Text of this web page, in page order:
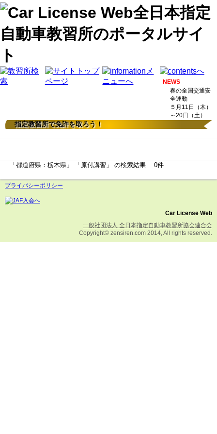
NEWS
春の全国交通安
全運動
５月11日（木）
～20日（土）
指定教習所で免許を取ろう！
「都道府県：栃木県」 「原付講習」 の検索結果 0件
プライバシーポリシー
Car License Web
一般社団法人 全日本指定自動車教習所協会連合会
Copyright© zensiren.com 2014, All rights reserved.